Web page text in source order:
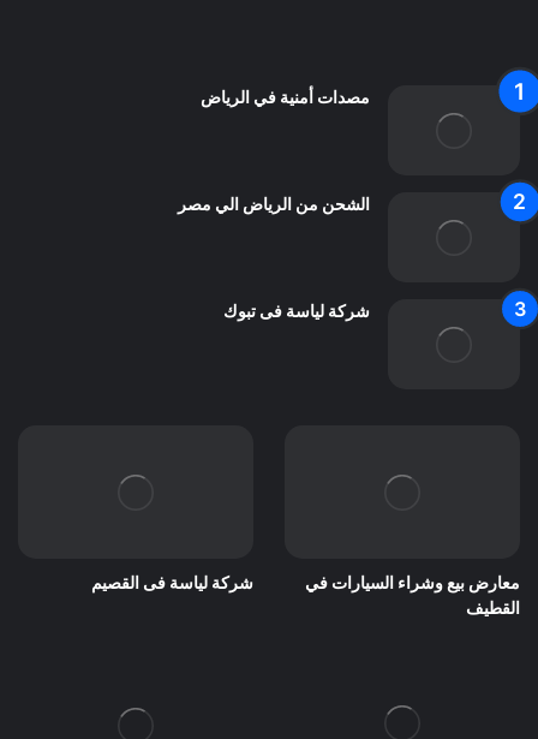
مصدات أمنية في الرياض
الشحن من الرياض الي مصر
شركة لياسة فى تبوك
معارض بيع وشراء السيارات في
القطيف
شركة لياسة فى القصيم